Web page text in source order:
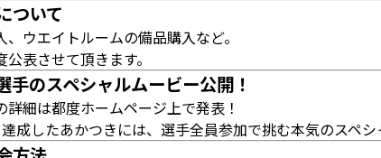
ついて
ウエイトルームの備品購入など。
表させて頂きます。
のスペシャルムービー公開！
細は都度ホームページ上で発表！
成したあかつきには、選手全員参加で挑む本気のスペ